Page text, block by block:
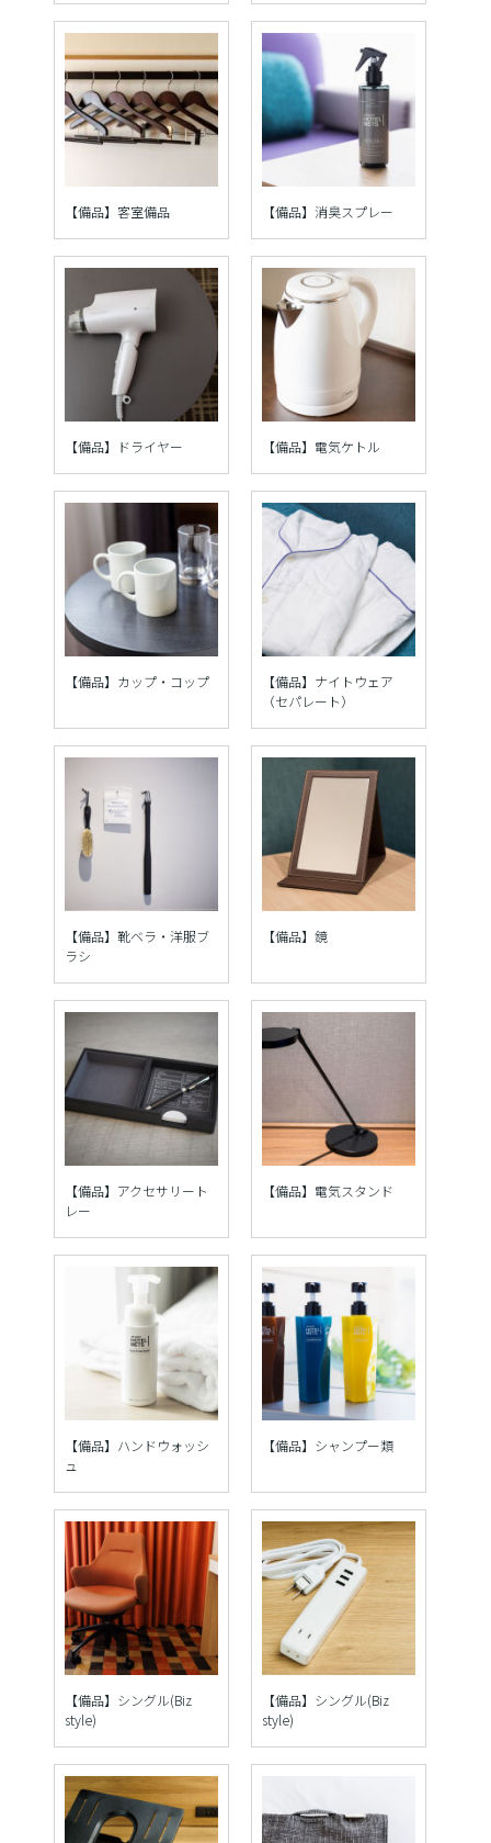
【備品】客室備品 【備品】消臭スプレー
【備品】ドライヤー 【備品】電気ケトル
【備品】カップ・コップ
【備品】ナイトウェア
（セパレート）
【備品】靴ベラ・洋服ブ
ラシ
【備品】鏡
【備品】アクセサリート
レー
【備品】電気スタンド
【備品】ハンドウォッシ
ュ
【備品】シャンプー類
【備品】シングル(Biz
style)
【備品】シングル(Biz
style)